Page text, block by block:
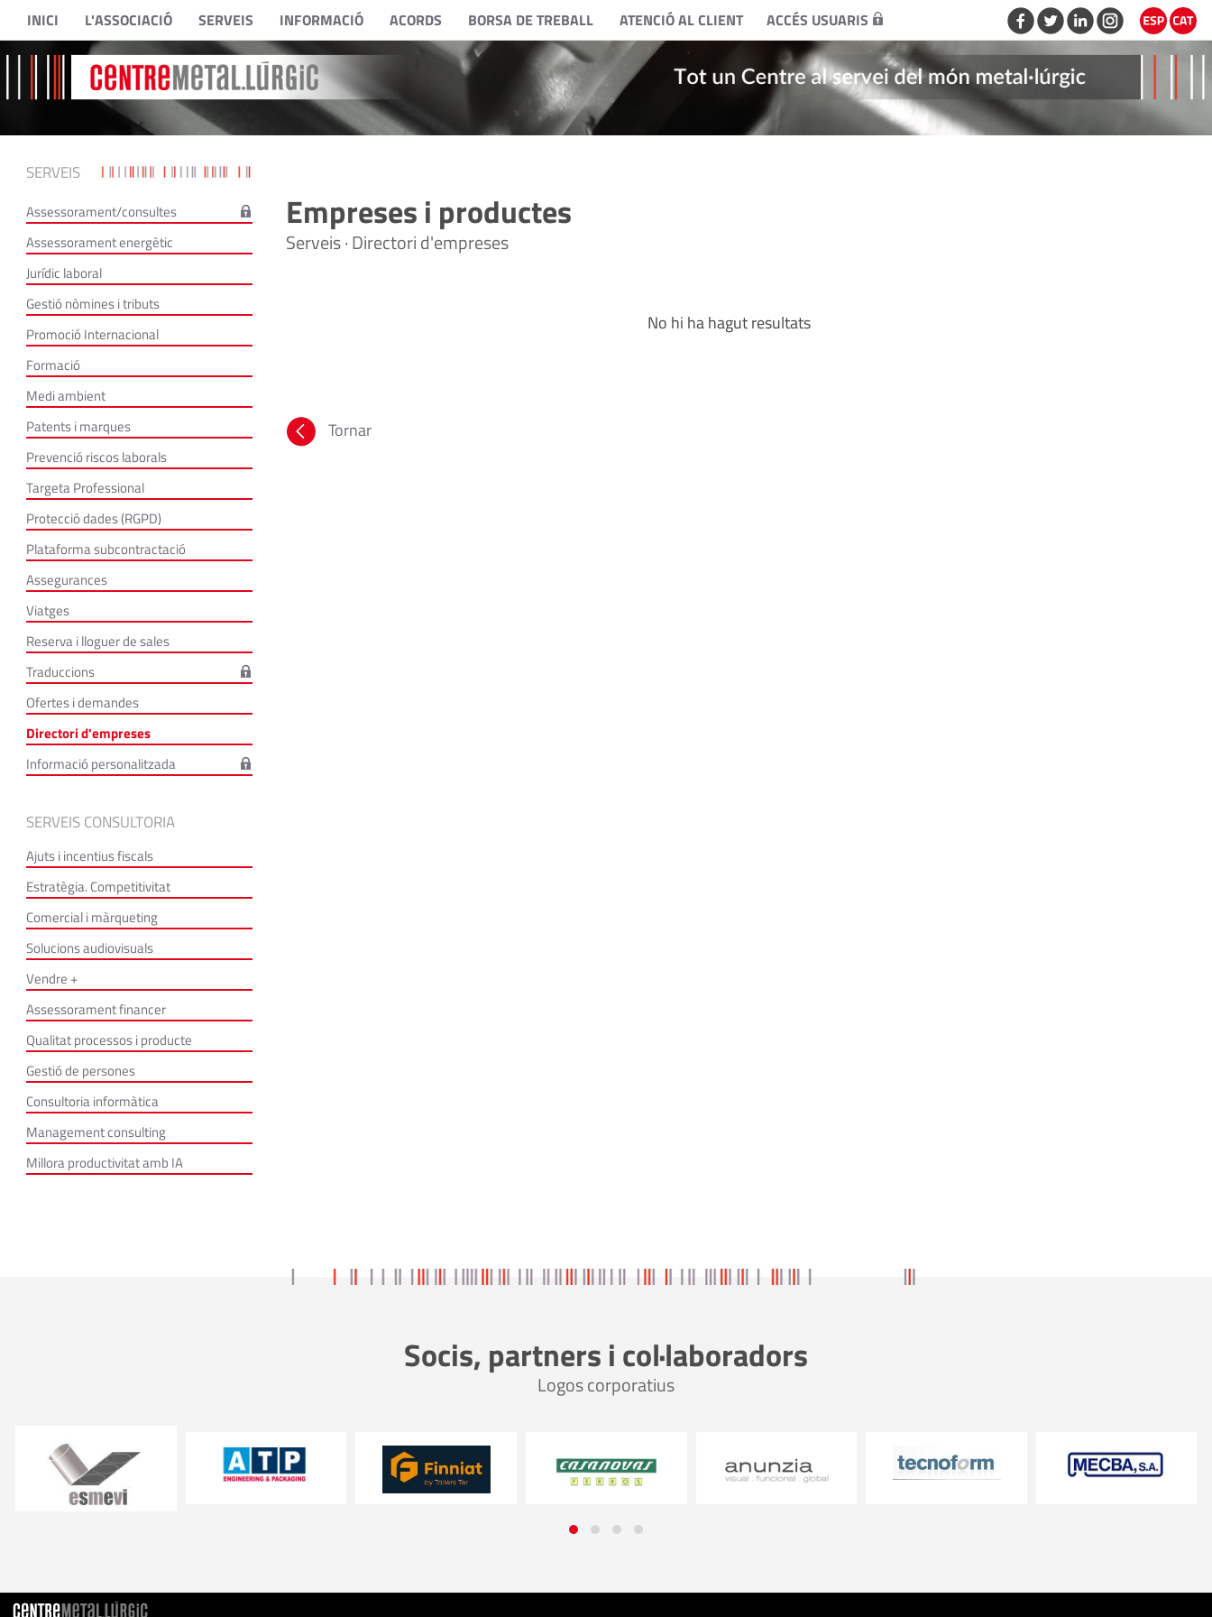
INICI L'ASSOCIACIÓ SERVEIS INFORMACIÓ ACORDS BORSA DE TREBALL ATENCIÓ AL CLIENT ACCÉS USUARIS
SERVEIS
Assessorament/consultes
Assessorament energètic
Jurídic laboral
Gestió nòmines i tributs
Promoció Internacional
Formació
Medi ambient
Patents i marques
Prevenció riscos laborals
Targeta Professional
Protecció dades (RGPD)
Plataforma subcontractació
Assegurances
Viatges
Reserva i lloguer de sales
Traduccions
Ofertes i demandes
Directori d'empreses
Informació personalitzada
SERVEIS CONSULTORIA
Ajuts i incentius fiscals
Estratègia. Competitivitat
Comercial i màrqueting
Solucions audiovisuals
Vendre +
Assessorament financer
Qualitat processos i producte
Gestió de persones
Consultoria informàtica
Management consulting
Millora productivitat amb IA
Empreses i productes
Serveis · Directori d'empreses
No hi ha hagut resultats
Tornar
Socis, partners i col·laboradors
Logos corporatius